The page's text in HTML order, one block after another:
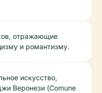
отражающие
и романтизму.
искусство,
Веронези (Comune